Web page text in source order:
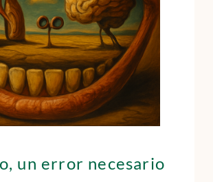
un error necesario